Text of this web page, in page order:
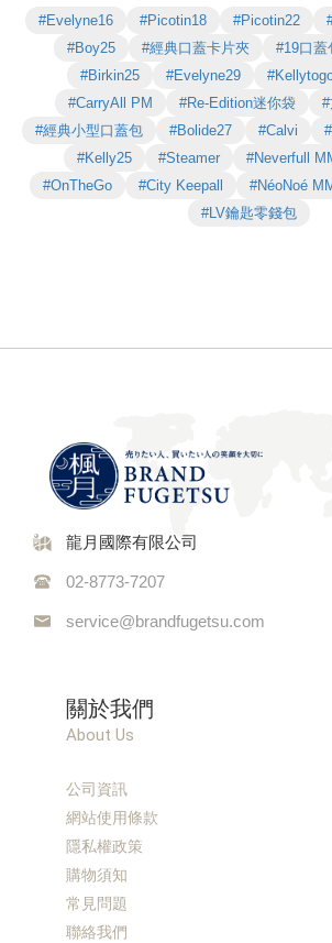
#Evelyne16 #Picotin18 #Picotin22
#Boy25
#經典口蓋卡片夾 #19口蓋
#Birkin25
#Evelyne29
#CarryAll PM
#Re-Edition迷你袋
#經典小型口蓋包
#Bolide27 #Calvi
#Kelly25
#Steamer #Neverfull
#OnTheGo
#City Keepall #NéoNoé
#LV鑰匙零錢包
龍月國際有限公司
02-8773-7207
service@brandfugetsu.com
關於我們
About Us
公司資訊
網站使用條款
隱私權政策
購物須知
常見問題
聯絡我們